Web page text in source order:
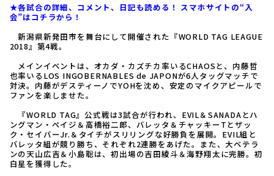
★各試合の詳細、コメント、日記も読める！ スマホサイトの“入
会”はコチラから！
新潟県新発田市を舞台にして開催された『WORLD TAG LEAGUE
2018』第4戦。
メインイベントは、オカダ・カズチカ率いるCHAOSと、内藤哲
也率いるLOS INGOBERNABLES de JAPONが6人タッグマッチで
対決。内藤がデスティーノでYOHを沈め、安定のマイクアピールで
ファンを楽しませた。
『WORLD TAG』公式戦は3試合が行われ、EVIL＆SANADAとハ
ングマン・ペイジ＆高橋裕二郎、バレッタ＆チャッキーTとザッ
ク・セイバーJr.＆タイチがスリリングな好勝負を展開。EVIL組と
バレッタ組が競り勝ち、それぞれ2連勝をあげた。また、大ベテラ
ンの天山広吉＆小島聡は、初出場の吉田綾斗＆海野翔太に完勝。初
白星を獲得した。